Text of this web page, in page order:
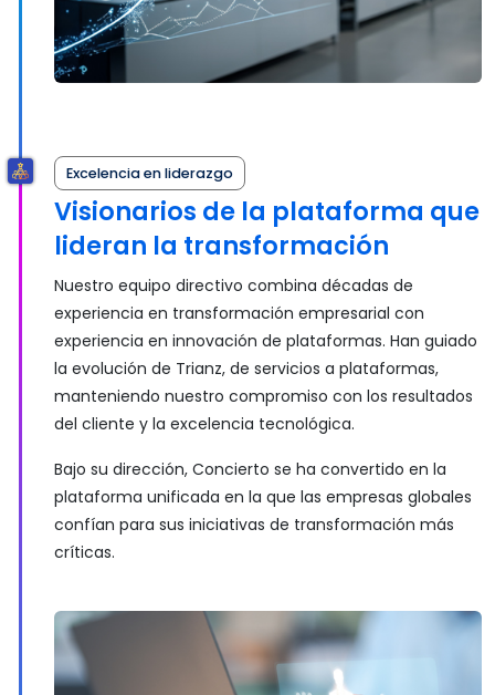
Excelencia en liderazgo
Visionarios de la plataforma que
lideran la transformación
Nuestro equipo directivo combina décadas de
experiencia en transformación empresarial con
experiencia en innovación de plataformas. Han guiado
la evolución de Trianz, de servicios a plataformas,
manteniendo nuestro compromiso con los resultados
del cliente y la excelencia tecnológica.
Bajo su dirección, Concierto se ha convertido en la
plataforma unificada en la que las empresas globales
confían para sus iniciativas de transformación más
críticas.